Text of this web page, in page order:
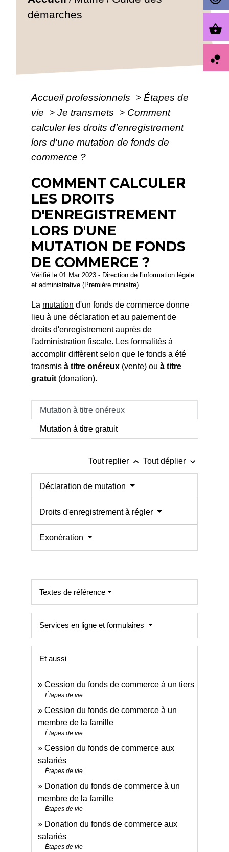
démarches
Accueil professionnels > Étapes de
vie > Je transmets > Comment
calculer les droits d'enregistrement
lors d'une mutation de fonds de
commerce ?
COMMENT CALCULER
LES DROITS
D'ENREGISTREMENT
LORS D'UNE
MUTATION DE FONDS
DE COMMERCE ?
Vérifié le 01 Mar 2023 - Direction de l'information légale
et administrative (Première ministre)
La mutation d'un fonds de commerce donne
lieu à une déclaration et au paiement de
droits d'enregistrement auprès de
l'administration fiscale. Les formalités à
accomplir diffèrent selon que le fonds a été
transmisà titre onéreux (vente) ouà titre
gratuit (donation).
Mutation à titre onéreux
Mutation à titre gratuit
Tout replier keyboard_arrow_up Tout déplier keyboard_arrow_down
Déclaration de mutation
Droits d'enregistrement à régler
Exonération
Textes de référence
Services en ligne et formulaires
Et aussi
Cession du fonds de commerce à un tiers
Étapes de vie
Cession du fonds de commerce à un
membre de la famille
Étapes de vie
Cession du fonds de commerce aux
salariés
Étapes de vie
Donation du fonds de commerce à un
membre de la famille
Étapes de vie
Donation du fonds de commerce aux
salariés
Étapes de vie
shopping_basket
bubble_chart